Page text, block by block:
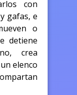
con
gafas, e
o
detiene
crea
elenco